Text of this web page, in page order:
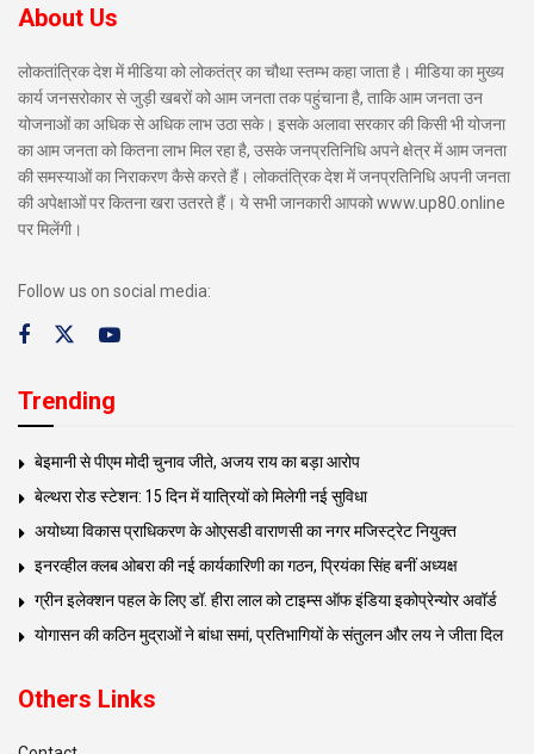
About Us
लोकतांत्रिक देश में मीडिया को लोकतंत्र का चौथा स्तम्भ कहा जाता है। मीडिया का मुख्य
कार्य जनसरोकार से जुड़ी खबरों को आम जनता तक पहुंचाना है, ताकि आम जनता उन
योजनाओं का अधिक से अधिक लाभ उठा सके। इसके अलावा सरकार की किसी भी योजना
का आम जनता को कितना लाभ मिल रहा है, उसके जनप्रतिनिधि अपने क्षेत्र में आम जनता
की समस्याओं का निराकरण कैसे करते हैं। लोकतंत्रिक देश में जनप्रतिनिधि अपनी जनता
की अपेक्षाओं पर कितना खरा उतरते हैं। ये सभी जानकारी आपको www.up80.online
पर मिलेंगी।
Follow us on social media:
Trending
बेइमानी से पीएम मोदी चुनाव जीते, अजय राय का बड़ा आरोप
बेल्थरा रोड स्टेशन: 15 दिन में यात्रियों को मिलेगी नई सुविधा
अयोध्या विकास प्राधिकरण के ओएसडी वाराणसी का नगर मजिस्ट्रेट नियुक्त
इनरव्हील क्लब ओबरा की नई कार्यकारिणी का गठन, प्रियंका सिंह बनीं अध्यक्ष
ग्रीन इलेक्शन पहल के लिए डॉ. हीरा लाल को टाइम्स ऑफ इंडिया इकोप्रेन्योर अवॉर्ड
योगासन की कठिन मुद्राओं ने बांधा समां, प्रतिभागियों के संतुलन और लय ने जीता दिल
Others Links